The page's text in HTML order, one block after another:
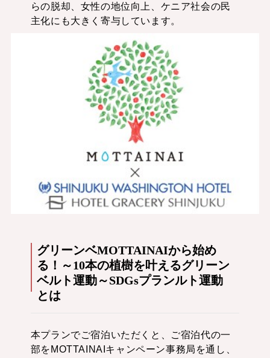
らの脱却、女性の地位向上、ケニア社会の民
主化にも大きく寄与しています。
グリーンベMOTTAINAIから始め
る！～10本の植樹を叶えるグリーン
ベルト運動～SDGsプランルト運動
とは
本プランでご宿泊いただくと、ご宿泊代の一
部をMOTTAINAIキャンペーン事務局を通し、